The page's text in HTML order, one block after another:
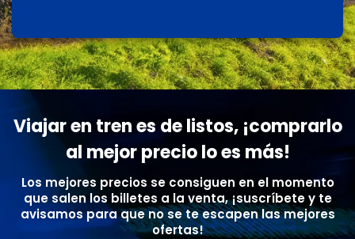
Viajar en tren es de listos, ¡comprarlo
al mejor precio lo es más!
Los mejores precios se consiguen en el momento
que salen los billetes a la venta, ¡suscríbete y te
avisamos para que no se te escapen las mejores
ofertas!